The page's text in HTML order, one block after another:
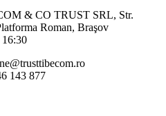
& CO TRUST SRL, Str.
Roman, Braşov
143 877